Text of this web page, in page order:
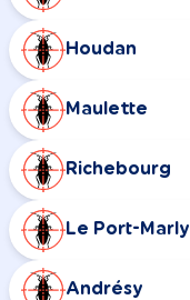
Houdan
Maulette
Richebourg
Le Port-Marly
Andrésy